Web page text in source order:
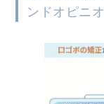
ンドオピニ